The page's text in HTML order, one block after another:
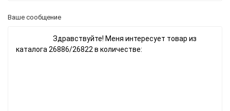
Ваше сообщение